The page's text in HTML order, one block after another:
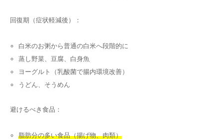
回復期（症状軽減後）：
白米のお粥から普通の白米へ段階的に
蒸し野菜、豆腐、白身魚
ヨーグルト（乳酸菌で腸内環境改善）
うどん、そうめん
避けるべき食品：
脂肪分の多い食品（揚げ物、肉類）